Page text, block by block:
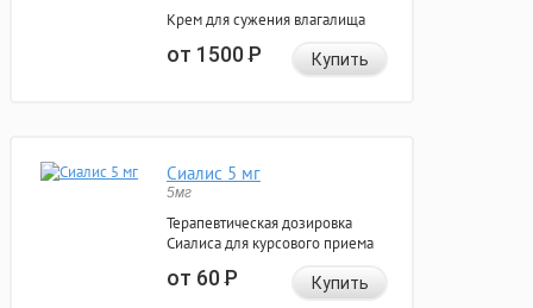
Крем для сужения влагалища
от 1500Р Купить
Сиалис 5 мг
5мг
Терапевтическая дозировка
Сиалиса для курсового приема
от 60Р Купить